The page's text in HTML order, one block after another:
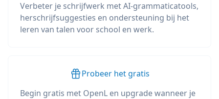
Verbeter je schrijfwerk met AI-grammaticatools,
herschrijfsuggesties en ondersteuning bij het
leren van talen voor school en werk.
Probeer het gratis
Begin gratis met OpenL en upgrade wanneer je